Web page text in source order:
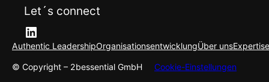
Let´s connect
LinkedIn
Authentic LeadershipOrganisationsentwicklungÜber unsExpertise
© Copyright – 2bessential GmbH Cookie-Einstellungen